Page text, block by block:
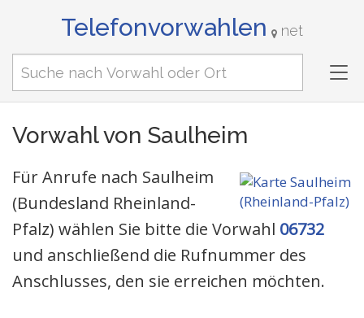
Telefonvorwahlen net
Vorwahl von Saulheim
Für Anrufe nach Saulheim
(Bundesland Rheinland-
Pfalz) wählen Sie bitte die Vorwahl 06732
und anschließend die Rufnummer des
Anschlusses, den sie erreichen möchten.